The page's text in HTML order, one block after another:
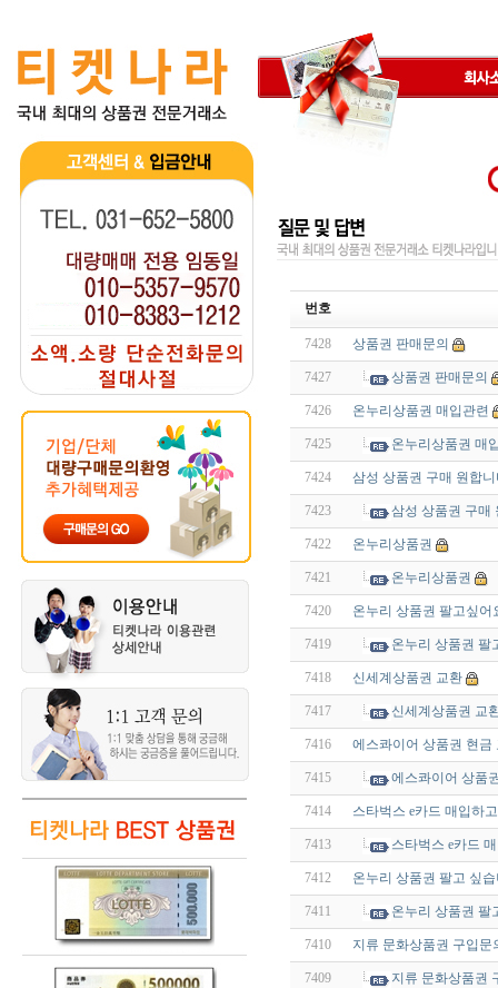
번호
7428 상품권 판매문의
7427 상품권 판매문의
7426 온누리상품권 매입관련
7425 온누리상품권 매
7424 삼성 상품권 구매 원합
7423 삼성 상품권 구매
7422 온누리상품권
7421 온누리상품권
7420 온누리 상품권 팔고싶어
7419 온누리 상품권 팔
7418 신세계상품권 교환
7417 신세계상품권 교
7416 에스콰이어 상품권 현금
7415 에스콰이어 상품
7414 스타벅스 e카드 매입하
7413 스타벅스 e카드
7412 온누리 상품권 팔고 싶
7411 온누리 상품권 팔
7410 지류 문화상품권 구입문
7409 지류 문화상품권